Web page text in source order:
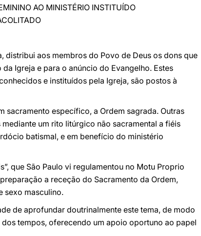
AO MINISTÉRIO INSTITUÍDO
distribui aos membros do Povo de Deus os dons que
Igreja e para o anúncio do Evangelho. Estes
e instituídos pela Igreja, são postos à
sacramento específico, a Ordem sagrada. Outras
um rito litúrgico não sacramental a fiéis
batismal, e em benefício do ministério
que São Paulo vi regulamentou no Motu Proprio
a receção do Sacramento da Ordem,
sexo masculino.
de aprofundar doutrinalmente este tema, de modo
tempos, oferecendo um apoio oportuno ao papel